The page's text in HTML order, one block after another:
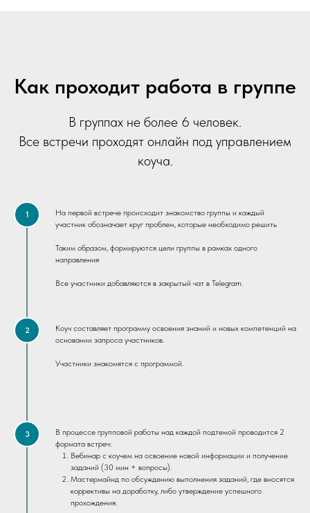
Как проходит работа в группе
В группах не более 6 человек.
Все встречи проходят онлайн под управлением
коуча.
1
На первой встрече происходит знакомство группы и каждый
участник обозначает круг проблем, которые необходимо решить
Таким образом, формируются цели группы в рамках одного
направления
Все участники добавляются в закрытый чат в Telegram.
2
Коуч составляет программу освоения знаний и новых компетенций на
основании запроса участников.
Участники знакомятся с программой.
3
В процессе групповой работы над каждой подтемой проводится 2
формата встреч:
Вебинар с коучем на освоение новой информации и получение
заданий (30 мин + вопросы).
Мастермайнд по обсуждению выполнения заданий, где вносятся
коррективы на доработку, либо утверждение успешного
прохождения.